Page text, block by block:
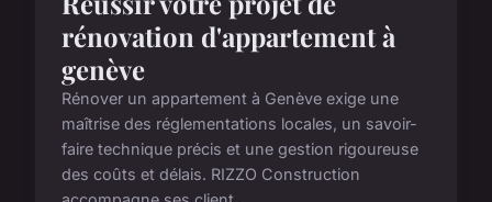
rénovation d'appartement à
genève
Rénover un appartement à Genève exige une
maîtrise des réglementations locales, un savoir-
faire technique précis et une gestion rigoureuse
des coûts et délais. RIZZO Construction